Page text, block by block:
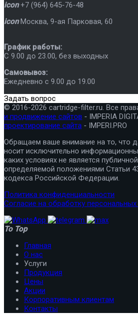
icon +7 (964) 645-76-48
icon Москва, 9-ая Парковая, 60
График работы:
C 9.00 до 23.00, без выходных
Самовывоз:
Ежедневно с 9.00 до 19.00
Задать вопрос
© 2016-2026 cartridge-filter.ru. Все
и продвижение сайтов - IMPERIA
проектирование сайта - IMPERI.PRO
Обращаем ваше внимание на то, что
носит исключительно
каких условиях не является
определяемой положениями Статьи
кодекса Российской Федерации.
Политика конфиденциальности
Согласие на обработку
To Top
Главная
О нас
Услуги
Продукция
Цены
Акции
Корпоративным клиентам
Контакты